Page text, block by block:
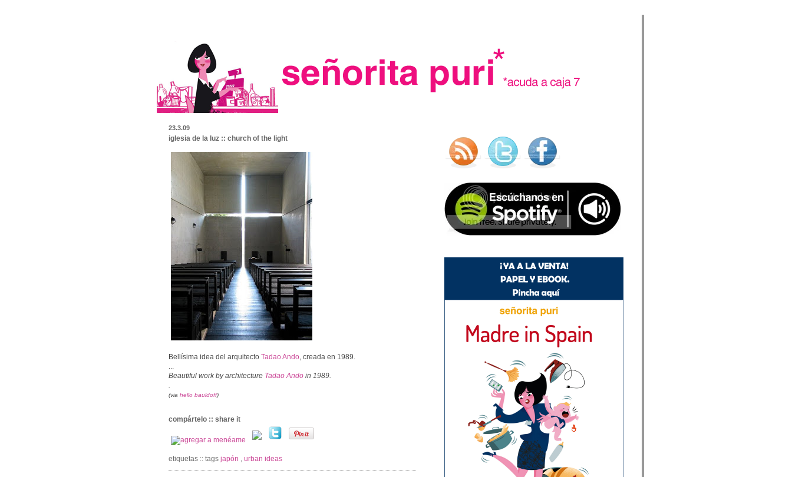
23.3.09
iglesia de la luz :: church of the light
Bellísima idea del arquitecto Tadao Ando, creada en 1989.
...
Beautiful work by architecture Tadao Ando in 1989.
.
(via hello bauldoff)
compártelo :: share it
etiquetas :: tags japón , urban ideas